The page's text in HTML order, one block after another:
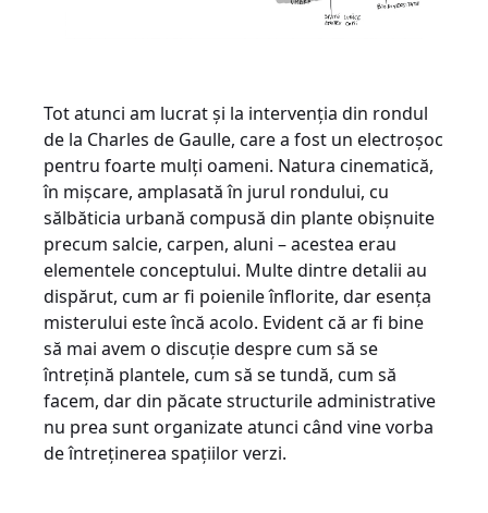
Tot atunci am lucrat și la intervenția din rondul
de la Charles de Gaulle, care a fost un electroșoc
pentru foarte mulți oameni. Natura cinematică,
în mișcare, amplasată în jurul rondului, cu
sălbăticia urbană compusă din plante obișnuite
precum salcie, carpen, aluni – acestea erau
elementele conceptului. Multe dintre detalii au
dispărut, cum ar fi poienile înflorite, dar esența
misterului este încă acolo. Evident că ar fi bine
să mai avem o discuție despre cum să se
întrețină plantele, cum să se tundă, cum să
facem, dar din păcate structurile administrative
nu prea sunt organizate atunci când vine vorba
de întreținerea spațiilor verzi.